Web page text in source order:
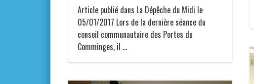
Article publié dans La Dépêche du Midi le
05/01/2017 Lors de la dernière séance du
conseil communautaire des Portes du
Comminges, il …